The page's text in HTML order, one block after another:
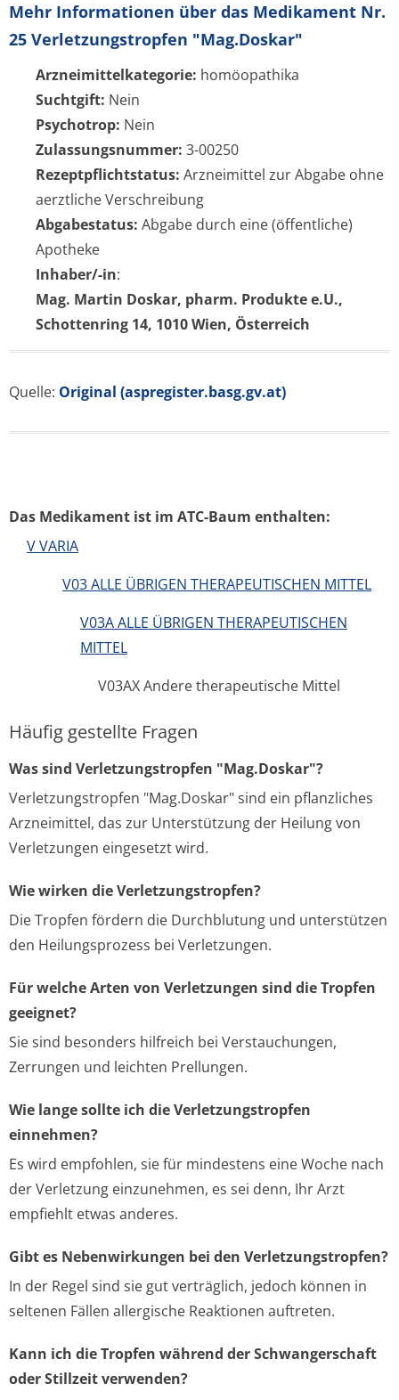
Mehr Informationen über das Medikament Nr.
25 Verletzungstropfen "Mag.Doskar"
Arzneimittelkategorie: homöopathika
Suchtgift: Nein
Psychotrop: Nein
Zulassungsnummer: 3-00250
Rezeptpflichtstatus: Arzneimittel zur Abgabe ohne
aerztliche Verschreibung
Abgabestatus: Abgabe durch eine (öffentliche)
Apotheke
Inhaber/-in:
Mag. Martin Doskar, pharm. Produkte e.U.,
Schottenring 14, 1010 Wien, Österreich
Quelle: Original (aspregister.basg.gv.at)
Das Medikament ist im ATC-Baum enthalten:
V VARIA
V03 ALLE ÜBRIGEN THERAPEUTISCHEN MITTEL
V03A ALLE ÜBRIGEN THERAPEUTISCHEN
MITTEL
V03AX Andere therapeutische Mittel
Häufig gestellte Fragen
Was sind Verletzungstropfen "Mag.Doskar"?
Verletzungstropfen "Mag.Doskar" sind ein pflanzliches
Arzneimittel, das zur Unterstützung der Heilung von
Verletzungen eingesetzt wird.
Wie wirken die Verletzungstropfen?
Die Tropfen fördern die Durchblutung und unterstützen
den Heilungsprozess bei Verletzungen.
Für welche Arten von Verletzungen sind die Tropfen
geeignet?
Sie sind besonders hilfreich bei Verstauchungen,
Zerrungen und leichten Prellungen.
Wie lange sollte ich die Verletzungstropfen
einnehmen?
Es wird empfohlen, sie für mindestens eine Woche nach
der Verletzung einzunehmen, es sei denn, Ihr Arzt
empfiehlt etwas anderes.
Gibt es Nebenwirkungen bei den Verletzungstropfen?
In der Regel sind sie gut verträglich, jedoch können in
seltenen Fällen allergische Reaktionen auftreten.
Kann ich die Tropfen während der Schwangerschaft
oder Stillzeit verwenden?